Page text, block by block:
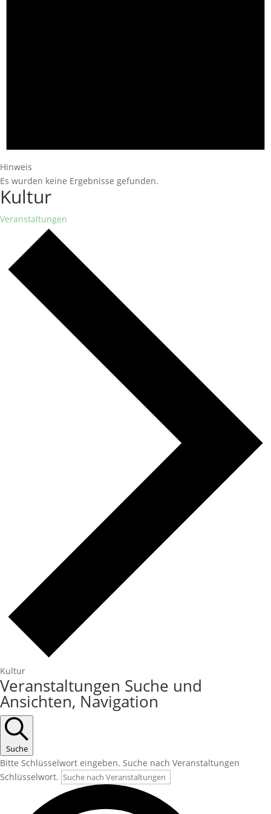
Hinweis
Es wurden keine Ergebnisse gefunden.
Kultur
Veranstaltungen
Kultur
Veranstaltungen Suche und
Ansichten, Navigation
Suche
Bitte Schlüsselwort eingeben. Suche nach Veranstaltungen
Schlüsselwort.